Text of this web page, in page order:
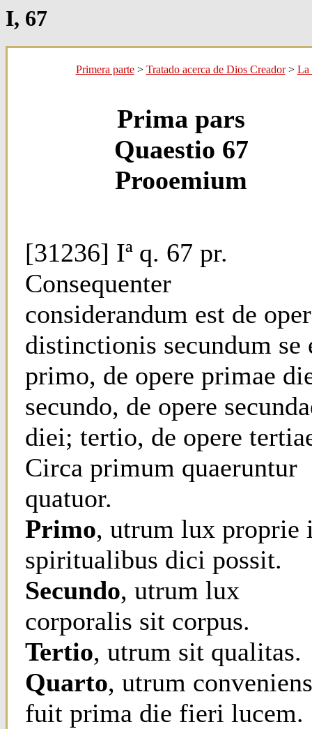
I, 67
Primera parte> Tratado acerca de Dios Creador> La
Prima pars
Quaestio 67
Prooemium
[31236] Iª q. 67 pr.
Consequenter
considerandum est de
distinctionis secundum se
primo, de opere primae
secundo, de opere
diei; tertio, de opere
Circa primum quaeruntur
quatuor.
Primo, utrum lux proprie
spiritualibus dici possit.
Secundo, utrum lux
corporalis sit corpus.
Tertio, utrum sit qualitas.
Quarto, utrum conveniens
fuit prima die fieri lucem.